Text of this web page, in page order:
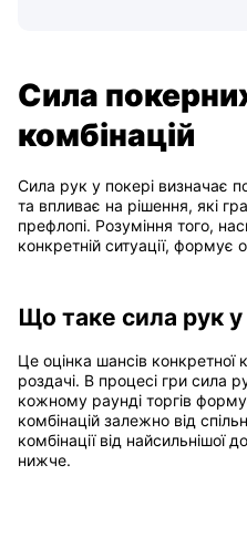
Сила
комбінацій
Сила рук у покері визначає
та впливає на рішення, які
префлопі. Розуміння того,
конкретній ситуації, формує
Що таке сила рук у
Це оцінка шансів конкретної
роздачі. В процесі гри сила
кожному раунді торгів
комбінацій залежно від
комбінації від найсильнішої
нижче.